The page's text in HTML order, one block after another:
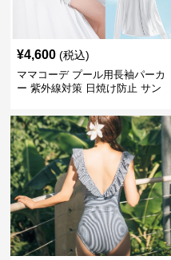
¥4,600 (税込)
ママコーデ プール用長袖パーカ
ー 紫外線対策 日焼け防止 サン